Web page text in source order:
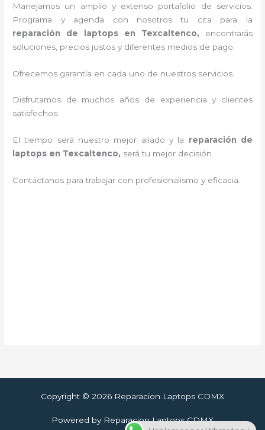
Manejamos un amplio y extenso portafolio de servicios.
Programa y agenda con nosotros tu cita para la
reparación de laptops en Texcaltenco, encontrarás
soluciones, precios justos y diferentes medios de pago.
Ofrecemos garantía en cada uno de nuestros servicios.
Disfrutamos de muchos años de experiencia y clientes
satisfechos.
El tiempo será nuestro mejor aliado y la reparación de
laptops en Texcaltenco, será tu mejor decisión.
Contáctanos para trabajar con profesionalismo y eficacia.
Copyright © 2026 Reparacion Laptops CDMX
Powered by Reparacion Laptops CDMX